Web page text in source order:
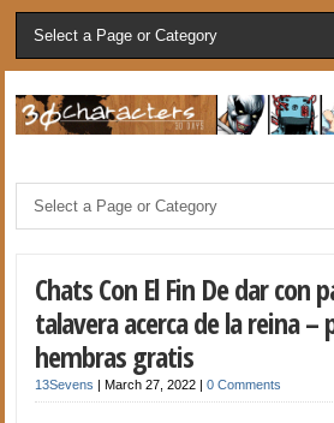
Chats Con El Fin De dar con
talavera acerca de la reina
hembras gratis
13Sevens |March 27, 2022 |0 Comments